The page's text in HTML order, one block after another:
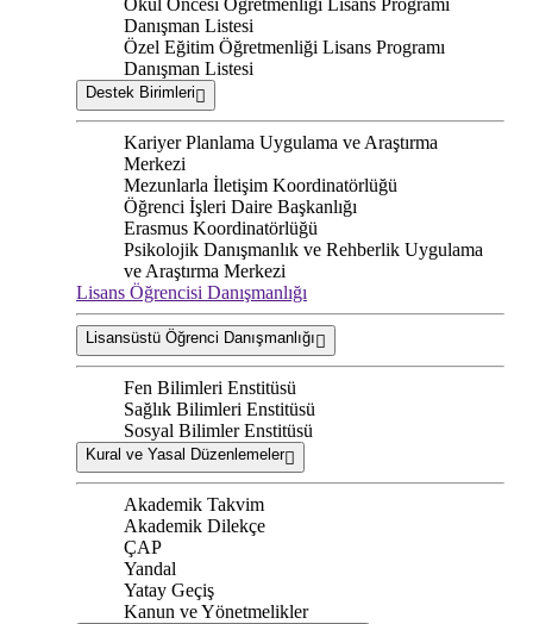
Okul Öncesi Öğretmenliği Lisans Programı
Danışman Listesi
Özel Eğitim Öğretmenliği Lisans Programı
Danışman Listesi
Destek Birimleri
Kariyer Planlama Uygulama ve Araştırma
Merkezi
Mezunlarla İletişim Koordinatörlüğü
Öğrenci İşleri Daire Başkanlığı
Erasmus Koordinatörlüğü
Psikolojik Danışmanlık ve Rehberlik Uygulama
ve Araştırma Merkezi
Lisans Öğrencisi Danışmanlığı
Lisansüstü Öğrenci Danışmanlığı
Fen Bilimleri Enstitüsü
Sağlık Bilimleri Enstitüsü
Sosyal Bilimler Enstitüsü
Kural ve Yasal Düzenlemeler
Akademik Takvim
Akademik Dilekçe
ÇAP
Yandal
Yatay Geçiş
Kanun ve Yönetmelikler